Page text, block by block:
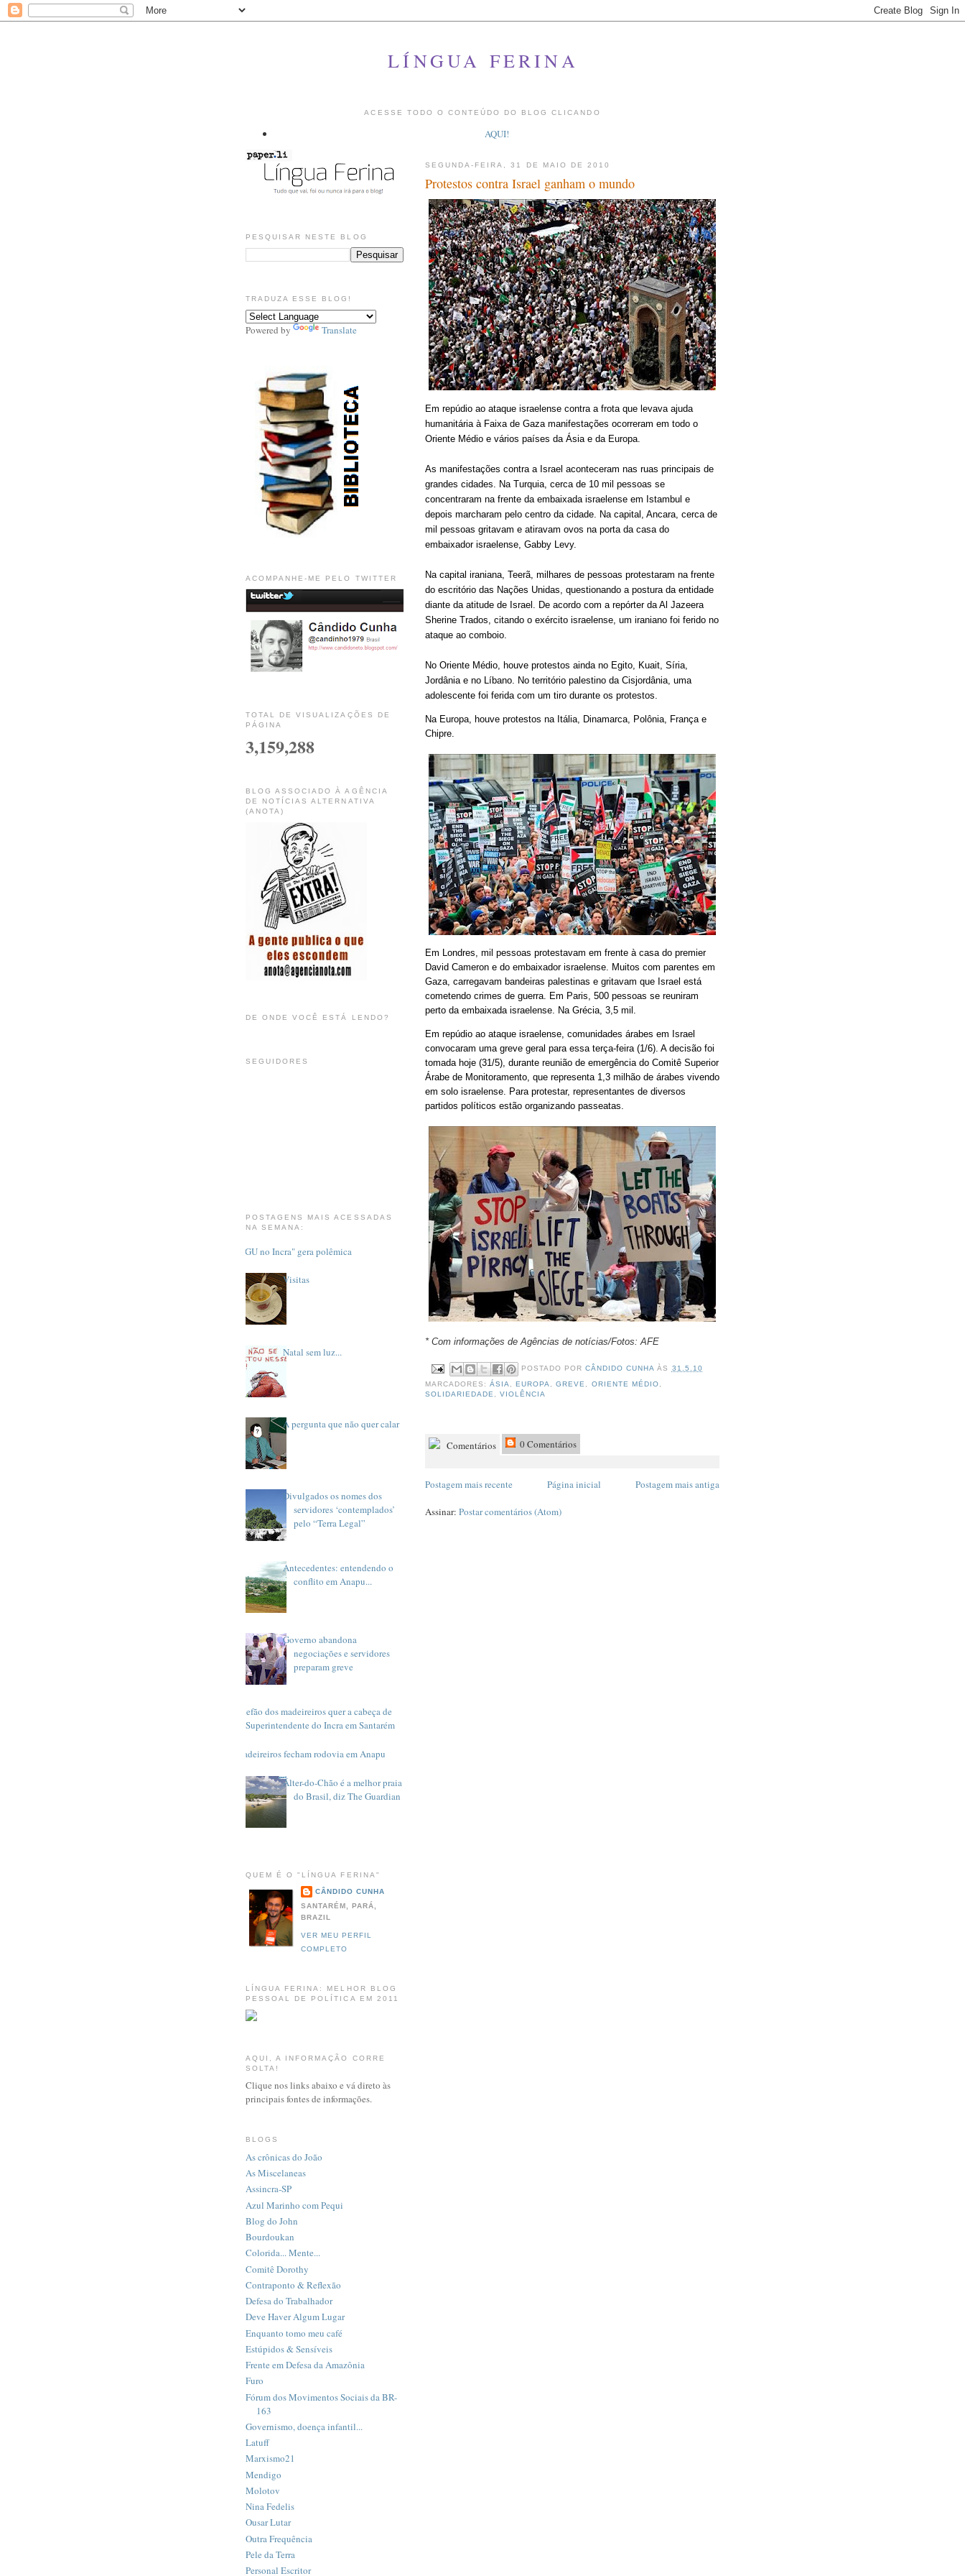
LÍNGUA FERINA
ACESSE TODO O CONTEÚDO DO BLOG CLICANDO
AQUI!
SEGUNDA-FEIRA, 31 DE MAIO DE 2010
Protestos contra Israel ganham o mundo
Em repúdio ao ataque israelense contra a frota que levava ajuda
humanitária à Faixa de Gaza manifestações ocorreram em todo o
Oriente Médio e vários países da Ásia e da Europa.
As manifestações contra a Israel aconteceram nas ruas principais de
grandes cidades. Na Turquia, cerca de 10 mil pessoas se
concentraram na frente da embaixada israelense em Istambul e
depois marcharam pelo centro da cidade. Na capital, Ancara, cerca de
mil pessoas gritavam e atiravam ovos na porta da casa do
embaixador israelense, Gabby Levy.
Na capital iraniana, Teerã, milhares de pessoas protestaram na frente
do escritório das Nações Unidas, questionando a postura da entidade
diante da atitude de Israel. De acordo com a repórter da Al Jazeera
Sherine Trados, citando o exército israelense, um iraniano foi ferido no
ataque ao comboio.
No Oriente Médio, houve protestos ainda no Egito, Kuait, Síria,
Jordânia e no Líbano. No território palestino da Cisjordânia, uma
adolescente foi ferida com um tiro durante os protestos.
Na Europa, houve protestos na Itália, Dinamarca, Polônia, França e
Chipre.
Em Londres, mil pessoas protestavam em frente à casa do premier
David Cameron e do embaixador israelense. Muitos com parentes em
Gaza, carregavam bandeiras palestinas e gritavam que Israel está
cometendo crimes de guerra. Em Paris, 500 pessoas se reuniram
perto da embaixada israelense. Na Grécia, 3,5 mil.
Em repúdio ao ataque israelense, comunidades árabes em Israel
convocaram uma greve geral para essa terça-feira (1/6). A decisão foi
tomada hoje (31/5), durante reunião de emergência do Comitê Superior
Árabe de Monitoramento, que representa 1,3 milhão de árabes vivendo
em solo israelense. Para protestar, representantes de diversos
partidos políticos estão organizando passeatas.
* Com informações de Agências de notícias/Fotos: AFE
POSTADO PORCÂNDIDO CUNHAÀS 31.5.10
MARCADORES:ÁSIA, EUROPA,GREVE, ORIENTE MÉDIO,
SOLIDARIEDADE,VIOLÊNCIA
Comentários 0 Comentários
Postagem mais recente Postagem mais antiga
Página inicial
Assinar: Postar comentários (Atom)
PESQUISAR NESTE BLOG
TRADUZA ESSE BLOG!
Powered by Translate
ACOMPANHE-ME PELO TWITTER
TOTAL DE VISUALIZAÇÕES DE
PÁGINA
3,159,288
BLOG ASSOCIADO À AGÊNCIA
DE NOTÍCIAS ALTERNATIVA
(ANOTA)
DE ONDE VOCÊ ESTÁ LENDO?
SEGUIDORES
POSTAGENS MAIS ACESSADAS
NA SEMANA:
"CGU no Incra" gera polêmica
Visitas
Natal sem luz...
A pergunta que não quer calar
Divulgados os nomes dos
servidores ‘contemplados’
pelo “Terra Legal”
Antecedentes: entendendo o
conflito em Anapu...
Governo abandona
negociações e servidores
preparam greve
Chefão dos madeireiros quer a cabeça de
Superintendente do Incra em Santarém
Madeireiros fecham rodovia em Anapu
Álter-do-Chão é a melhor praia
do Brasil, diz The Guardian
QUEM É O "LÍNGUA FERINA"
CÂNDIDO CUNHA
SANTARÉM, PARÁ,
BRAZIL
VER MEU PERFIL
COMPLETO
LÍNGUA FERINA: MELHOR BLOG
PESSOAL DE POLÍTICA EM 2011
AQUI, A INFORMAÇÃO CORRE
SOLTA!
Clique nos links abaixo e vá direto às
principais fontes de informações.
BLOGS
As crônicas do João
As Miscelaneas
Assincra-SP
Azul Marinho com Pequi
Blog do John
Bourdoukan
Colorida... Mente...
Comitê Dorothy
Contraponto & Reflexão
Defesa do Trabalhador
Deve Haver Algum Lugar
Enquanto tomo meu café
Estúpidos & Sensíveis
Frente em Defesa da Amazônia
Furo
Fórum dos Movimentos Sociais da BR-
163
Governismo, doença infantil...
Latuff
Marxismo21
Mendigo
Molotov
Nina Fedelis
Ousar Lutar
Outra Frequência
Pele da Terra
Personal Escritor